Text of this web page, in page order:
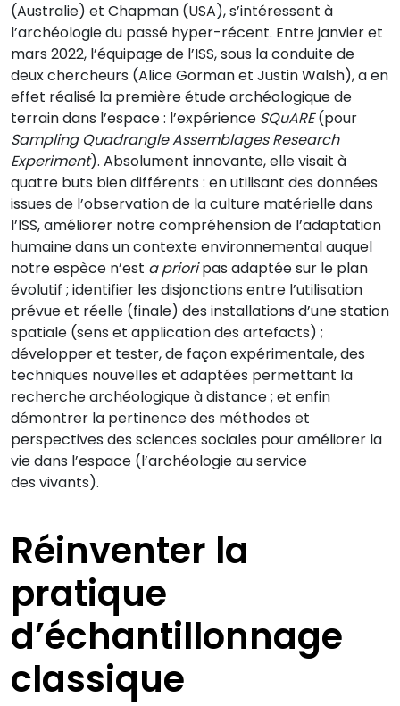
(Australie) et Chapman (USA), s’intéressent à
l’archéologie du passé hyper-récent. Entre janvier et
mars 2022, l’équipage de l’ISS, sous la conduite de
deux chercheurs (Alice Gorman et Justin Walsh), a en
effet réalisé la première étude archéologique de
terrain dans l’espace : l’expérience SQuARE(pour
Sampling Quadrangle Assemblages Research
Experiment). Absolument innovante, elle visait à
quatre buts bien différents : en utilisant des données
issues de l’observation de la culture matérielle dans
l’ISS, améliorer notre compréhension de l’adaptation
humaine dans un contexte environnemental auquel
notre espèce n’est a prioripas adaptée sur le plan
évolutif ; identifier les disjonctions entre l’utilisation
prévue et réelle (finale) des installations d’une station
spatiale (sens et application des artefacts) ;
développer et tester, de façon expérimentale, des
techniques nouvelles et adaptées permettant la
recherche archéologique à distance ; et enfin
démontrer la pertinence des méthodes et
perspectives des sciences sociales pour améliorer la
vie dans l’espace (l’archéologie au service
des vivants).
Réinventer la
pratique
d’échantillonnage
classique